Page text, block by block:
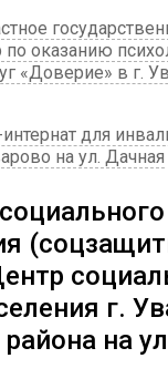
оказанию
«Доверие» в г.
для
на ул. Дачная
г.
на